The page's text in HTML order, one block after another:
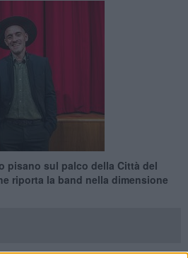
pisano sul palco della Città del
riporta la band nella dimensione